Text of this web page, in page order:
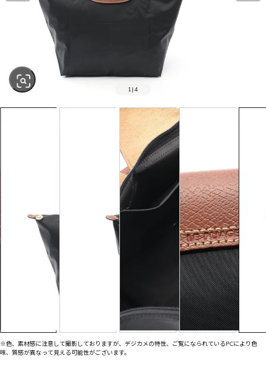
SOLD OUT
1 |4
※色、素材感に注意して撮影しておりますが、デジカメの特性、ご覧になられているPCにより色
味、質感が異なって見える可能性がございます。